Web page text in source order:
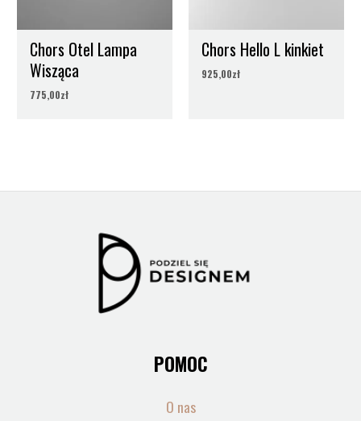
Chors Otel Lampa
Wisząca
775,00zł
Chors Hello L kinkiet
925,00zł
POMOC
O nas